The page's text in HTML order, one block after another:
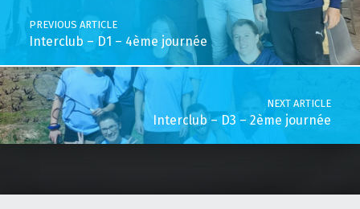
PREVIOUS ARTICLE
Interclub – D1 – 4ème journée
NEXT ARTICLE
Interclub – D3 – 2ème journée